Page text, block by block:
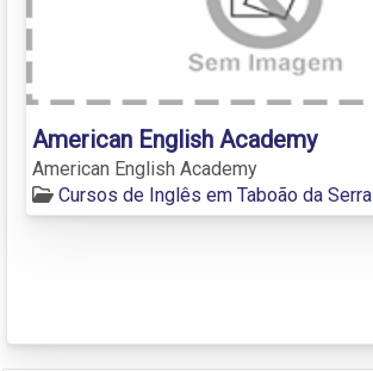
American English Academy
American English Academy
Cursos de Inglês em Taboão da Serra